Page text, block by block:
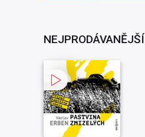
NEJPRODÁVANĚJŠÍ